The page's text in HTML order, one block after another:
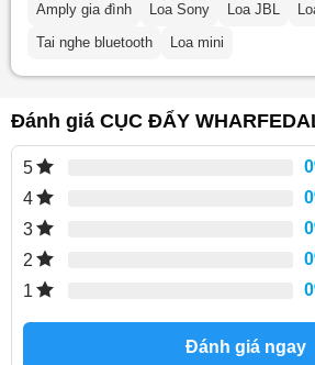
Amply gia đình
Loa Sony Loa JBL
Tai nghe bluetooth
Loa mini
Đánh giá CỤC ĐẨY
5
4
3
2
1
Đánh giá ngay